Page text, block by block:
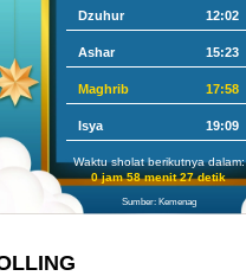
Dzuhur 12:02
Ashar 15:23
Maghrib 17:58
Isya 19:09
Waktu sholat berikutnya dalam:
0 jam 58 menit 26 detik
Sumber: Kemenag